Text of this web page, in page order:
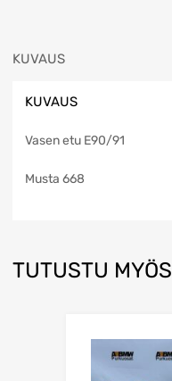
KUVAUS
KUVAUS
Vasen etu E90/91
Musta 668
TUTUSTU MYÖS